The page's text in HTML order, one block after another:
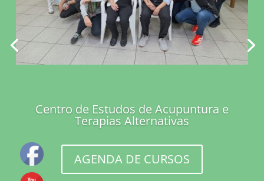
Centro de Estudos de Acupuntura e
Terapias Alternativas
AGENDA DE CURSOS